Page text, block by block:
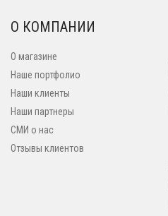
О КОМПАНИИ
О магазине
Наше портфолио
Наши клиенты
Наши партнеры
СМИ о нас
Отзывы клиентов